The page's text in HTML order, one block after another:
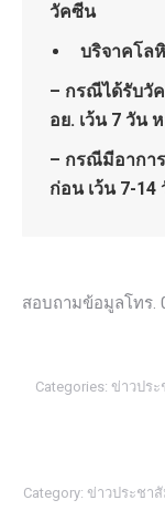
วัคซีน
บริจาคโล
– กรณีได้รับวัค
อย. เว้น 7 วัน
– กรณีมีอากา
ก่อน เว้น 7-
สอบถามข้อมูลโทร.
Categories: ข่าวปร
Category: ข่าวประชา